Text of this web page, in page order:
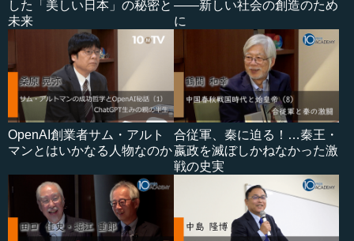
した「美しい日本」の秘密と
未来
――新しい社会の創造のため
に
OpenAI創業者サム・アルト
マンとはいかなる人物なのか
合従軍、秦に迫る！…秦王・
嬴政を滅ぼしかねなかった激
戦の史実